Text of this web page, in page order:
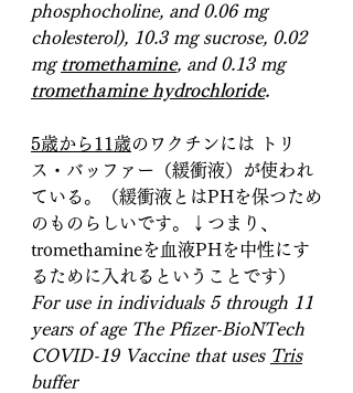
phosphocholine, and 0.06 mg
cholesterol), 10.3 mg sucrose, 0.02
mg tromethamine, and 0.13 mg
tromethamine hydrochloride.
5歳から11歳のワクチンには トリ
ス・バッファー（緩衝液）が使われ
ている。（緩衝液とはPHを保つため
のものらしいです。↓つまり、
tromethamineを血液PHを中性にす
るために入れるということです）
For use in individuals 5 through 11
years of age The Pfizer-BioNTech
COVID-19 Vaccine that uses Tris
buffer